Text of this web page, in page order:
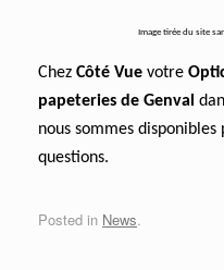
Image tirée du site
Chez Côté Vue votre
papeteries de Genval
nous sommes
questions.
Posted in News.